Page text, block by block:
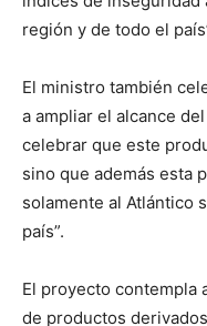
región y de todo el
El ministro también
a ampliar el alcance
celebrar que este
sino que además esta
solamente al Atlántico
país”.
El proyecto contempla
de productos